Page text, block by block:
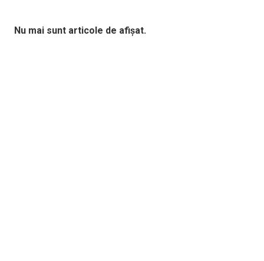
Nu mai sunt articole de afișat.